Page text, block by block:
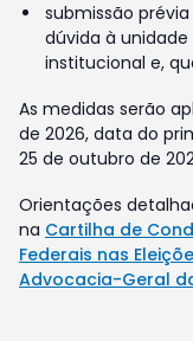
submissão
dúvida à
institucional e,
As medidas serão
de 2026, data do
25 de outubro de
Orientações
na Cartilha de
Federais nas
Advocacia-Geral